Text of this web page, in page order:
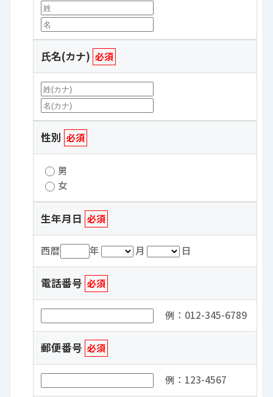
氏名(カナ) 必須
性別 必須
男
女
生年月日 必須
西暦 年 月 日
電話番号 必須
例：012-345-6789
郵便番号 必須
例：123-4567